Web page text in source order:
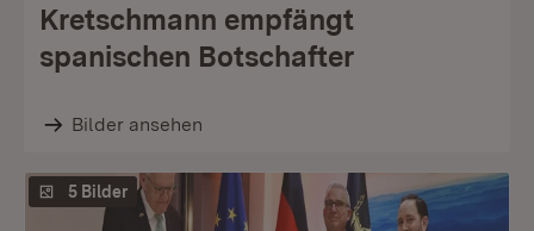
Kretschmann empfängt
spanischen Botschafter
Bilder ansehen
5 Bilder